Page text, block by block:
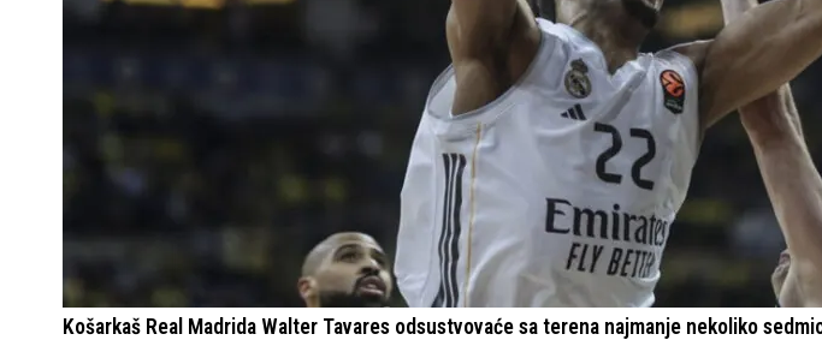
Košarkaš Real Madrida Walter Tavares odsustvovaće sa terena najmanje nekoliko